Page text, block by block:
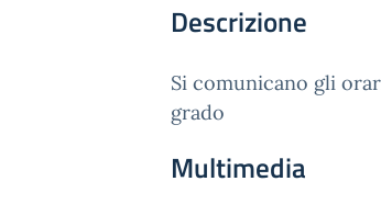
Descrizione
Si comunicano gli
grado
Multimedia